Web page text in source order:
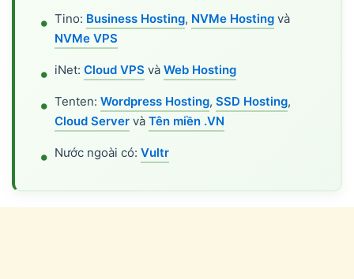
Tino: Business Hosting, NVMe Hosting và
NVMe VPS
iNet: Cloud VPS và Web Hosting
Tenten: Wordpress Hosting, SSD Hosting,
Cloud Server và Tên miền .VN
Nước ngoài có: Vultr